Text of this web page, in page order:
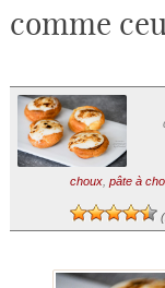
comme
choux, pâte à
(